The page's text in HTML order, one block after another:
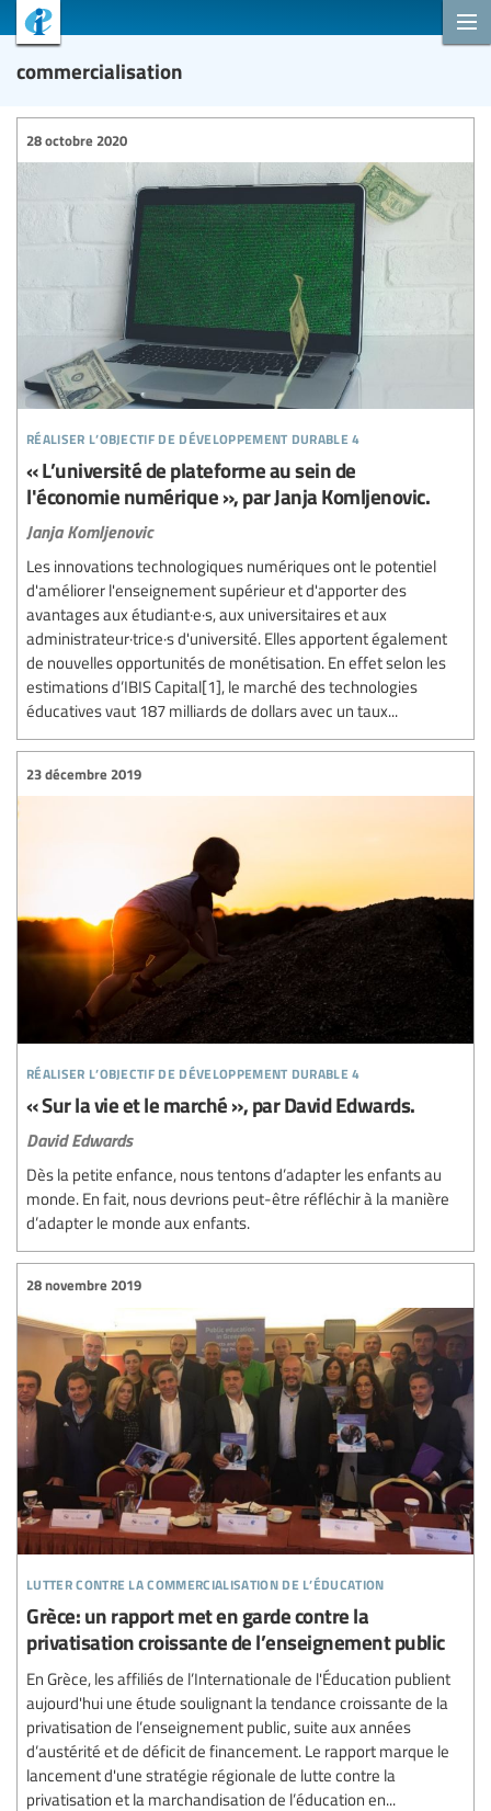
commercialisation
réaliser l’objectif de développement durable 4
28 octobre 2020
« L’université de plateforme au sein de
l'économie numérique », par Janja Komljenovic.
Janja Komljenovic
Les innovations technologiques numériques ont le potentiel
d'améliorer l'enseignement supérieur et d'apporter des
avantages aux étudiant·e·s, aux universitaires et aux
administrateur·trice·s d'université. Elles apportent également
de nouvelles opportunités de monétisation. En effet selon les
estimations d’IBIS Capital[1], le marché des technologies
éducatives vaut 187 milliards de dollars avec un taux...
réaliser l’objectif de développement durable 4
23 décembre 2019
« Sur la vie et le marché », par David Edwards.
David Edwards
Dès la petite enfance, nous tentons d’adapter les enfants au
monde. En fait, nous devrions peut-être réfléchir à la manière
d’adapter le monde aux enfants.
lutter contre la commercialisation de l’éducation
28 novembre 2019
Grèce: un rapport met en garde contre la
privatisation croissante de l’enseignement public
En Grèce, les affiliés de l’Internationale de l'Éducation publient
aujourd'hui une étude soulignant la tendance croissante de la
privatisation de l’enseignement public, suite aux années
d’austérité et de déficit de financement. Le rapport marque le
lancement d'une stratégie régionale de lutte contre la
privatisation et la marchandisation de l’éducation en...